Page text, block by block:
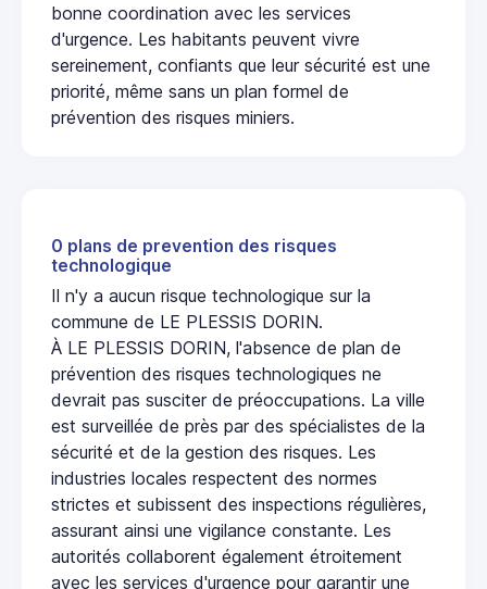
bonne coordination avec les services
d'urgence. Les habitants peuvent vivre
sereinement, confiants que leur sécurité est une
priorité, même sans un plan formel de
prévention des risques miniers.
0 plans de prevention des risques
technologique
Il n'y a aucun risque technologique sur la
commune de LE PLESSIS DORIN.
À LE PLESSIS DORIN, l'absence de plan de
prévention des risques technologiques ne
devrait pas susciter de préoccupations. La ville
est surveillée de près par des spécialistes de la
sécurité et de la gestion des risques. Les
industries locales respectent des normes
strictes et subissent des inspections régulières,
assurant ainsi une vigilance constante. Les
autorités collaborent également étroitement
avec les services d'urgence pour garantir une